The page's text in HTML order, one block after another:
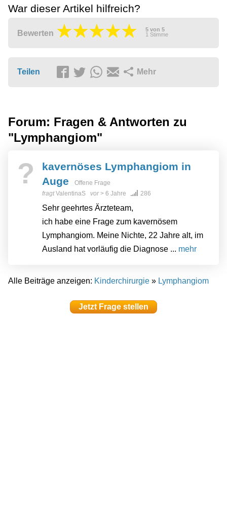
War dieser Artikel hilfreich?
Bewerten 5 von 5
1 Stimme
Teilen Mehr
Forum: Fragen & Antworten zu
"Lymphangiom"
?
kavernöses Lymphangiom in
Auge
Offene Frage
fragtValentinaS vor> 6 Jahre 286
Sehr geehrtes Ärzteteam,
ich habe eine Frage zum kavernösem
Lymphangiom. Meine Nichte, 22 Jahre alt, im
Ausland hat vorläufig die Diagnose ... mehr
Alle Beiträge anzeigen: Kinderchirurgie » Lymphangiom
Jetzt Frage stellen